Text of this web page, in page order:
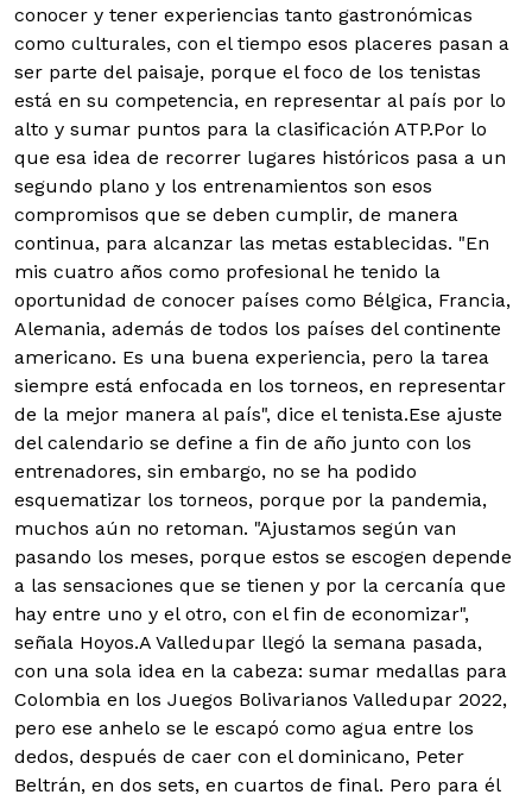
conocer y tener experiencias tanto gastronómicas
como culturales, con el tiempo esos placeres pasan a
ser parte del paisaje, porque el foco de los tenistas
está en su competencia, en representar al país por lo
alto y sumar puntos para la clasificación ATP.Por lo
que esa idea de recorrer lugares históricos pasa a un
segundo plano y los entrenamientos son esos
compromisos que se deben cumplir, de manera
continua, para alcanzar las metas establecidas. "En
mis cuatro años como profesional he tenido la
oportunidad de conocer países como Bélgica, Francia,
Alemania, además de todos los países del continente
americano. Es una buena experiencia, pero la tarea
siempre está enfocada en los torneos, en representar
de la mejor manera al país", dice el tenista.Ese ajuste
del calendario se define a fin de año junto con los
entrenadores, sin embargo, no se ha podido
esquematizar los torneos, porque por la pandemia,
muchos aún no retoman. "Ajustamos según van
pasando los meses, porque estos se escogen depende
a las sensaciones que se tienen y por la cercanía que
hay entre uno y el otro, con el fin de economizar",
señala Hoyos.A Valledupar llegó la semana pasada,
con una sola idea en la cabeza: sumar medallas para
Colombia en los Juegos Bolivarianos Valledupar 2022,
pero ese anhelo se le escapó como agua entre los
dedos, después de caer con el dominicano, Peter
Beltrán, en dos sets, en cuartos de final. Pero para él